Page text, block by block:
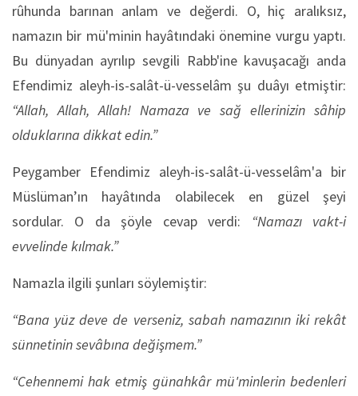
rûhunda barınan anlam ve değerdi. O, hiç aralıksız,
namazın bir mü'minin hayâtındaki önemine vurgu yaptı.
Bu dünyadan ayrılıp sevgili Rabb'ine kavuşacağı anda
Efendimiz aleyh-is-salât-ü-vesselâm şu duâyı etmiştir:
“Allah, Allah, Allah! Namaza ve sağ ellerinizin sâhip
olduklarına dikkat edin.”
Peygamber Efendimiz aleyh-is-salât-ü-vesselâm'a bir
Müslüman’ın hayâtında olabilecek en güzel şeyi
sordular. O da şöyle cevap verdi: “Namazı vakt-i
evvelinde kılmak.”
Namazla ilgili şunları söylemiştir:
“Bana yüz deve de verseniz, sabah namazının iki rekât
sünnetinin sevâbına değişmem.”
“Cehennemi hak etmiş günahkâr mü'minlerin bedenleri